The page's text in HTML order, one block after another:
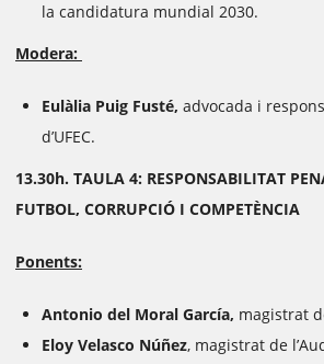
la candidatura mundial 2030.
Modera:
Eulàlia Puig Fusté, advocada i
d’UFEC.
13.30h. TAULA 4: RESPONSABILITAT
FUTBOL, CORRUPCIÓ I COMPETÈNCIA
Ponents:
Antonio del Moral García, magistrat
Eloy Velasco Núñez, magistrat de